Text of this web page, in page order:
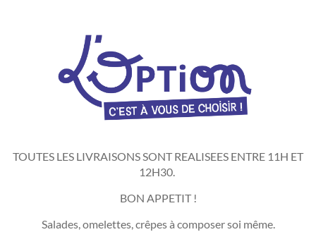
TOUTES LES LIVRAISONS SONT REALISEES ENTRE 11H ET
12H30.
BON APPETIT !
Salades, omelettes, crêpes à composer soi même.